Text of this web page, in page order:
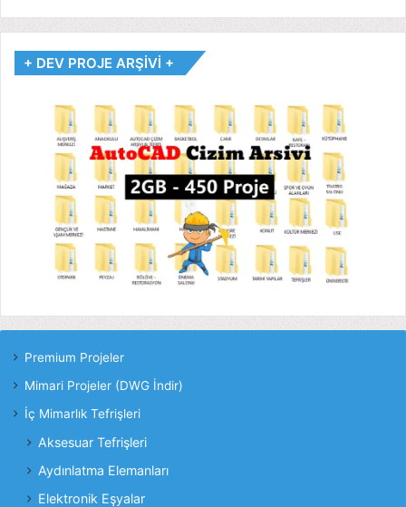
+ DEV PROJE ARŞİVİ +
Premium Projeler
Mimari Projeler (DWG İndir)
İç Mimarlık Tefrişleri
Aksesuar Tefrişleri
Aydınlatma Elemanları
Elektronik Eşyalar